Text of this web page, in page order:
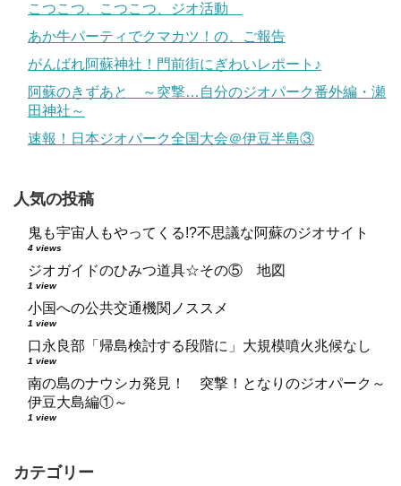
こつこつ、こつこつ、ジオ活動
あか牛パーティでクマカツ！の、ご報告
がんばれ阿蘇神社！門前街にぎわいレポート♪
阿蘇のきずあと ～突撃…自分のジオパーク番外編・瀬
田神社～
速報！日本ジオパーク全国大会＠伊豆半島③
人気の投稿
鬼も宇宙人もやってくる!?不思議な阿蘇のジオサイト
4 views
ジオガイドのひみつ道具☆その⑤ 地図
1 view
小国への公共交通機関ノススメ
1 view
口永良部「帰島検討する段階に」大規模噴火兆候なし
1 view
南の島のナウシカ発見！ 突撃！となりのジオパーク～
伊豆大島編①～
1 view
カテゴリー